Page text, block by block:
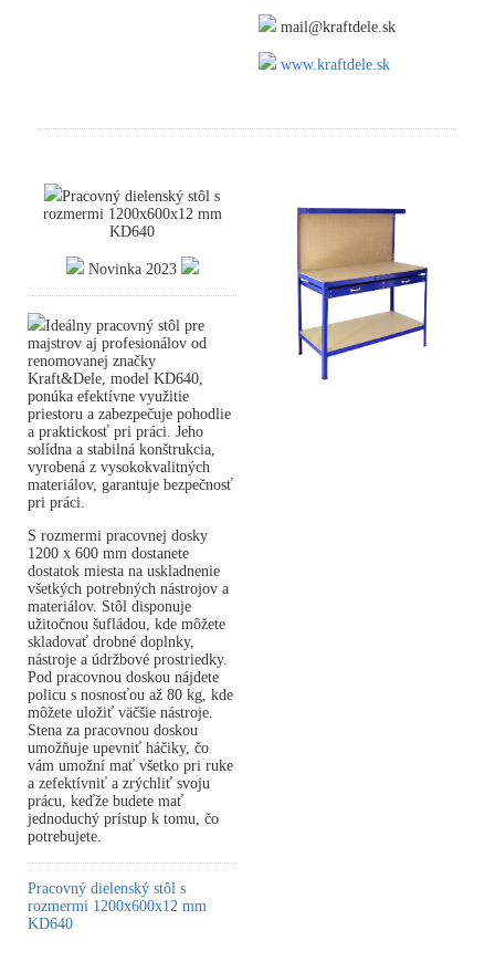
mail@kraftdele.sk
www.kraftdele.sk
Pracovný dielenský stôl s
rozmermi 1200x600x12 mm
KD640
Novinka 2023
Ideálny pracovný stôl pre
majstrov aj profesionálov od
renomovanej značky
Kraft&Dele, model KD640,
ponúka efektívne využitie
priestoru a zabezpečuje pohodlie
a praktickosť pri práci. Jeho
solídna a stabilná konštrukcia,
vyrobená z vysokokvalitných
materiálov, garantuje bezpečnosť
pri práci.
S rozmermi pracovnej dosky
1200 x 600 mm dostanete
dostatok miesta na uskladnenie
všetkých potrebných nástrojov a
materiálov. Stôl disponuje
užitočnou šufládou, kde môžete
skladovať drobné doplnky,
nástroje a údržbové prostriedky.
Pod pracovnou doskou nájdete
policu s nosnosťou až 80 kg, kde
môžete uložiť väčšie nástroje.
Stena za pracovnou doskou
umožňuje upevniť háčiky, čo
vám umožní mať všetko pri ruke
a zefektívniť a zrýchliť svoju
prácu, keďže budete mať
jednoduchý prístup k tomu, čo
potrebujete.
Pracovný dielenský stôl s
rozmermi 1200x600x12 mm
KD640